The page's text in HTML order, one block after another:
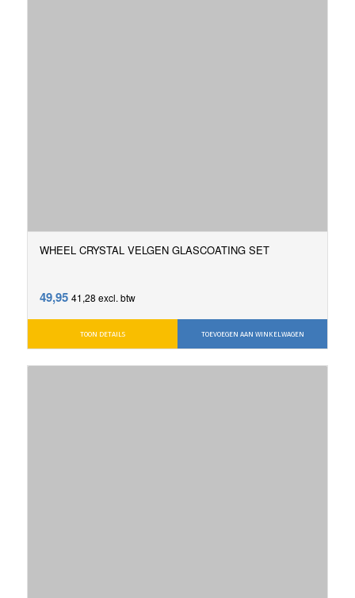
WHEEL CRYSTAL VELGEN GLASCOATING SET
49,95 41,28 excl. btw
TOEVOEGEN AAN WINKELWAGEN
TOON DETAILS